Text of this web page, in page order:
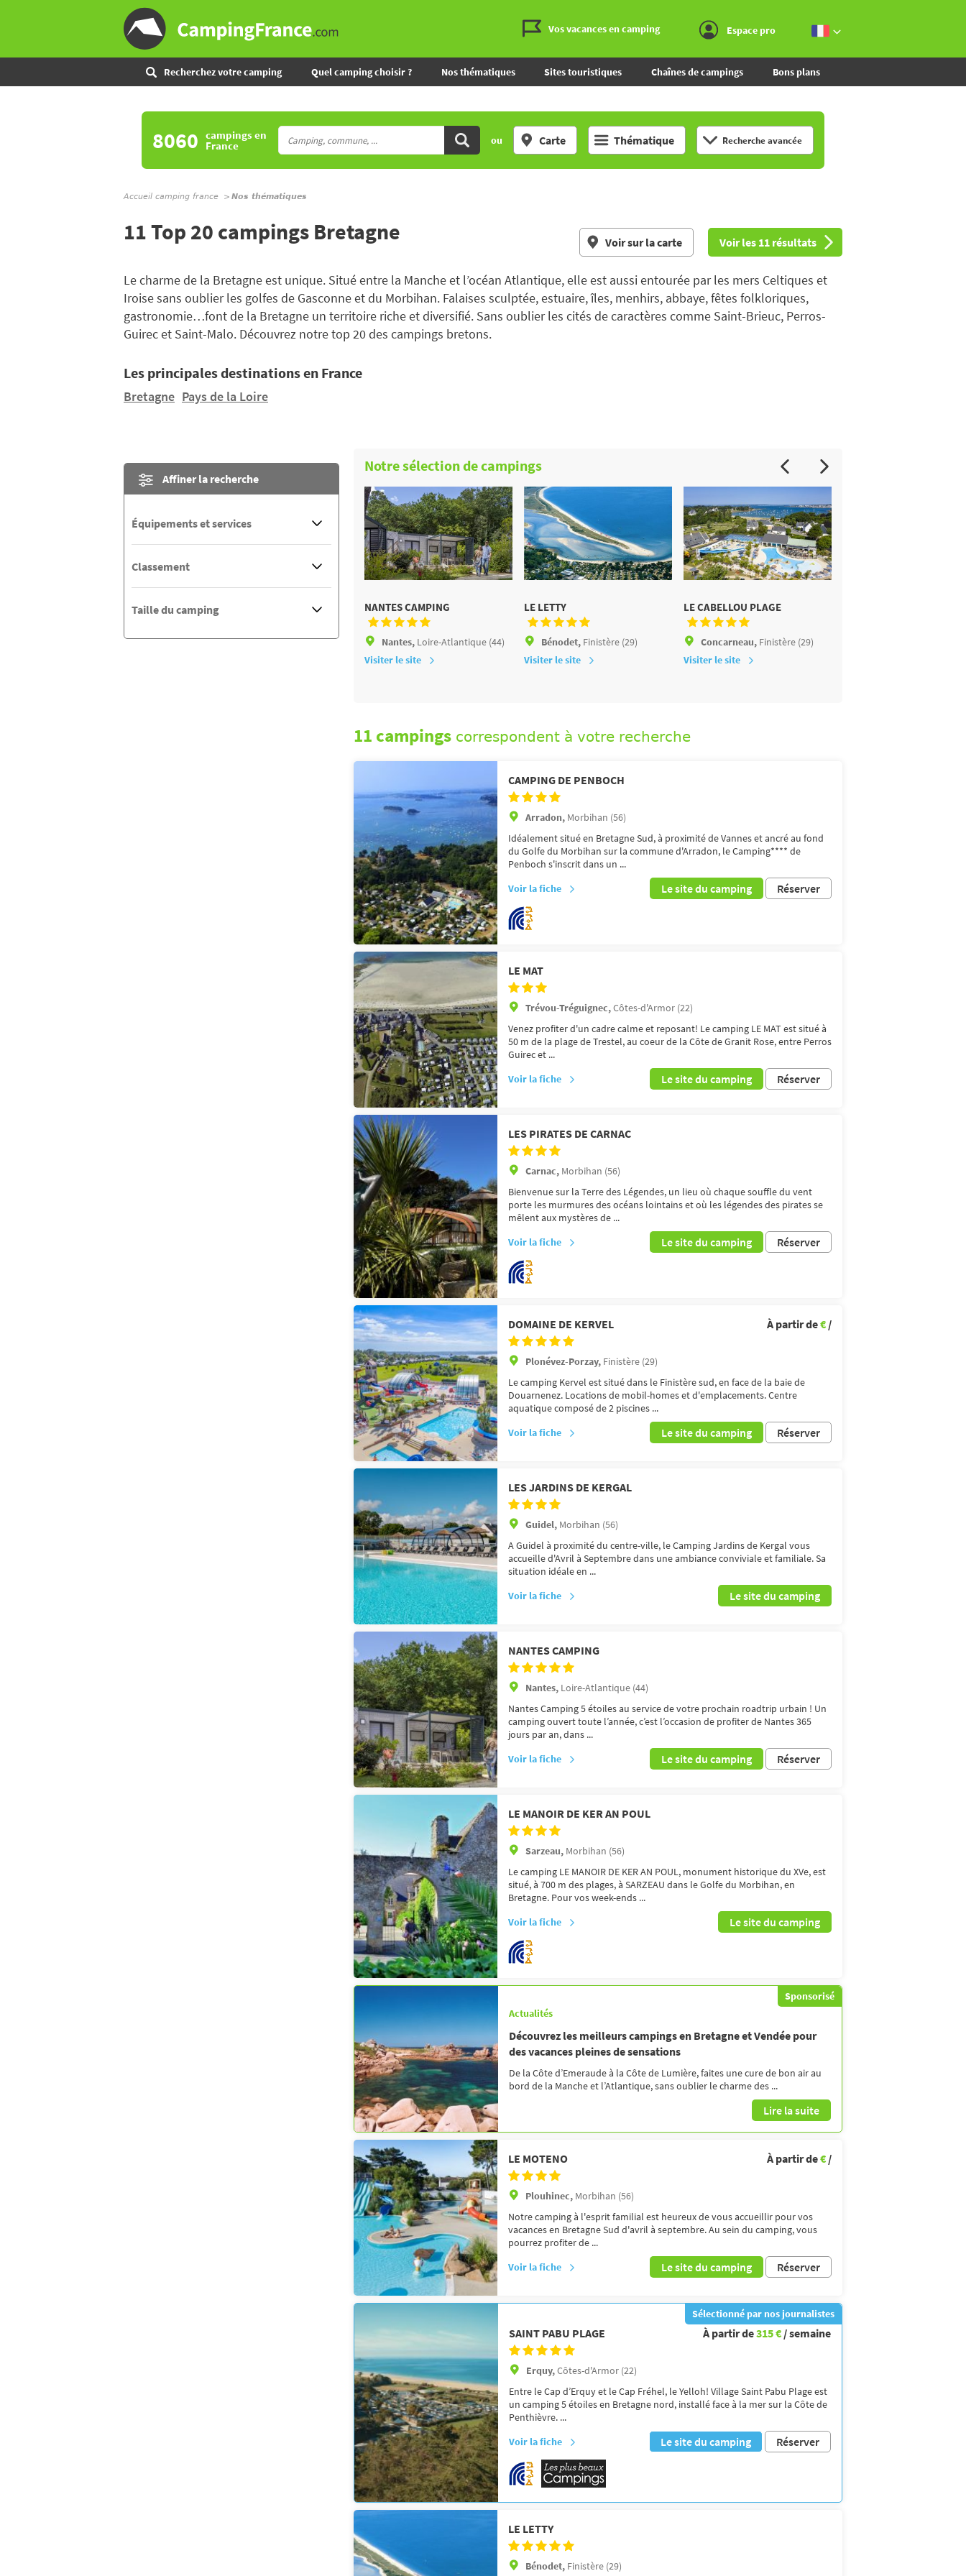
Vos vacances en camping Espace pro
Recherchez votre camping Quel camping choisir ? Nos thématiques Sites touristiques Chaînes de campings Bons plans
8060 campingsen
France ou Carte Thématique Recherche avancée
Accueil camping france Nos thématiques
11 Top 20 campings Bretagne Voir sur la carte Voir les 11 résultats
Le charme de la Bretagne est unique. Situé entre la Manche et l’océan Atlantique, elle est aussi entourée par les mers Celtiques et
Iroise sans oublier les golfes de Gasconne et du Morbihan. Falaises sculptée, estuaire, îles, menhirs, abbaye, fêtes folkloriques,
gastronomie…font de la Bretagne un territoire riche et diversifié. Sans oublier les cités de caractères comme Saint-Brieuc, Perros-
Guirec et Saint-Malo. Découvrez notre top 20 des campings bretons.
Les principales destinations en France
Bretagne Pays de la Loire
Affiner la recherche
Équipements et services
Classement
Taille du camping
Notre sélection de campings
NANTES CAMPING
Nantes, Loire-Atlantique (44)
Visiter le site
LE LETTY
Bénodet, Finistère (29)
Visiter le site
LE CABELLOU PLAGE
Concarneau, Finistère (29)
Visiter le site
11 campings correspondent à votre recherche
CAMPING DE PENBOCH
Arradon, Morbihan (56)
Idéalement situé en Bretagne Sud, à proximité de Vannes et ancré au fond
du Golfe du Morbihan sur la commune d'Arradon, le Camping**** de
Penboch s'inscrit dans un ...
Voir la fiche
Le site du camping Réserver
LE MAT
Trévou-Tréguignec,Côtes-d'Armor (22)
Venez profiter d'un cadre calme et reposant! Le camping LE MAT est situé à
50 m de la plage de Trestel, au coeur de la Côte de Granit Rose, entre Perros
Guirec et ...
Voir la fiche
Le site du camping Réserver
LES PIRATES DE CARNAC
Carnac, Morbihan (56)
Bienvenue sur la Terre des Légendes, un lieu où chaque souffle du vent
porte les murmures des océans lointains et où les légendes des pirates se
mêlent aux mystères de ...
Voir la fiche
Le site du camping Réserver
À partir de€ /
DOMAINE DE KERVEL
Plonévez-Porzay, Finistère (29)
Le camping Kervel est situé dans le Finistère sud, en face de la baie de
Douarnenez. Locations de mobil-homes et d'emplacements. Centre
aquatique composé de 2 piscines ...
Voir la fiche
Le site du camping Réserver
LES JARDINS DE KERGAL
Guidel, Morbihan (56)
A Guidel à proximité du centre-ville, le Camping Jardins de Kergal vous
accueille d'Avril à Septembre dans une ambiance conviviale et familiale. Sa
situation idéale en ...
Voir la fiche
Le site du camping
NANTES CAMPING
Nantes, Loire-Atlantique (44)
Nantes Camping 5 étoiles au service de votre prochain roadtrip urbain ! Un
camping ouvert toute l’année, c’est l’occasion de profiter de Nantes 365
jours par an, dans ...
Voir la fiche
Le site du camping Réserver
LE MANOIR DE KER AN POUL
Sarzeau, Morbihan (56)
Le camping LE MANOIR DE KER AN POUL, monument historique du XVe, est
situé, à 700 m des plages, à SARZEAU dans le Golfe du Morbihan, en
Bretagne. Pour vos week-ends ...
Voir la fiche
Le site du camping
Sponsorisé
Actualités
Découvrez les meilleurs campings en Bretagne et Vendée pour
des vacances pleines de sensations
De la Côte d’Emeraude à la Côte de Lumière, faites une cure de bon air au
bord de la Manche et l’Atlantique, sans oublier le charme des ...
Lire la suite
À partir de€ /
LE MOTENO
Plouhinec, Morbihan (56)
Notre camping à l'esprit familial est heureux de vous accueillir pour vos
vacances en Bretagne Sud d'avril à septembre. Au sein du camping, vous
pourrez profiter de ...
Voir la fiche
Le site du camping Réserver
Sélectionné par nos journalistes
À partir de315 € / semaine
SAINT PABU PLAGE
Erquy,Côtes-d'Armor (22)
Entre le Cap d’Erquy et le Cap Fréhel, le Yelloh! Village Saint Pabu Plage est
un camping 5 étoiles en Bretagne nord, installé face à la mer sur la Côte de
Penthièvre. ...
Voir la fiche
Le site du camping Réserver
LE LETTY
Bénodet, Finistère (29)